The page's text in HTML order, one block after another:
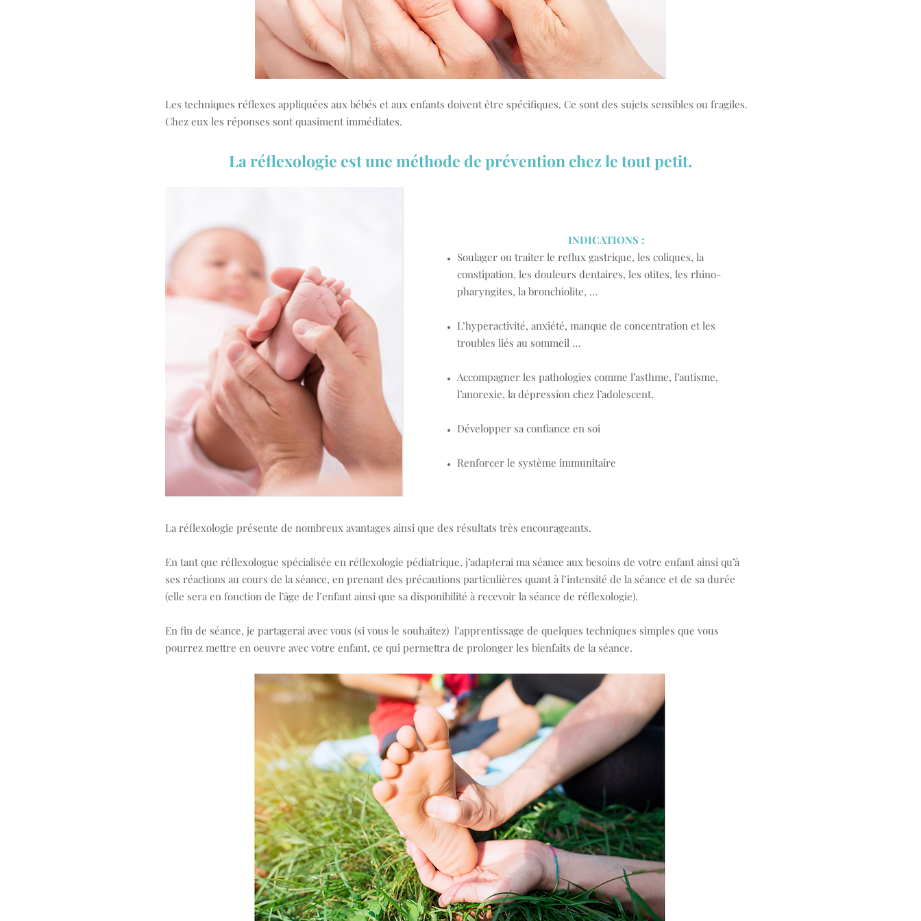
Les techniques réflexes appliquées aux bébés et aux enfants doivent être spécifiques. Ce sont des sujets sensibles ou fragiles.
Chez eux les réponses sont quasiment immédiates.
La réflexologie est une méthode de prévention chez le tout petit.
INDICATIONS :
Soulager ou traiter le reflux gastrique, les coliques, la
constipation, les douleurs dentaires, les otites, les rhino-
pharyngites, la bronchiolite, …
L’hyperactivité, anxiété, manque de concentration et les
troubles liés au sommeil …
Accompagner les pathologies comme l’asthme, l’autisme,
l’anorexie, la dépression chez l’adolescent.
Développer sa confiance en soi
Renforcer le système immunitaire
La réflexologie présente de nombreux avantages ainsi que des résultats très encourageants.
En tant que réflexologue spécialisée en réflexologie pédiatrique, j’adapterai ma séance aux besoins de votre enfant ainsi qu’à
ses réactions au cours de la séance, en prenant des précautions particulières quant à l’intensité de la séance et de sa durée
(elle sera en fonction de l’âge de l’enfant ainsi que sa disponibilité à recevoir la séance de réflexologie).
En fin de séance, je partagerai avec vous (si vous le souhaitez) l’apprentissage de quelques techniques simples que vous
pourrez mettre en oeuvre avec votre enfant, ce qui permettra de prolonger les bienfaits de la séance.